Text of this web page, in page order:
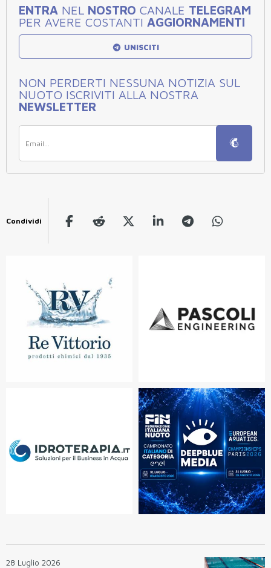
ENTRA NEL NOSTRO CANALE TELEGRAM
PER AVERE COSTANTI AGGIORNAMENTI
UNISCITI
NON PERDERTI NESSUNA NOTIZIA SUL
NUOTO ISCRIVITI ALLA NOSTRA
NEWSLETTER
Condividi
28 Luglio 2026